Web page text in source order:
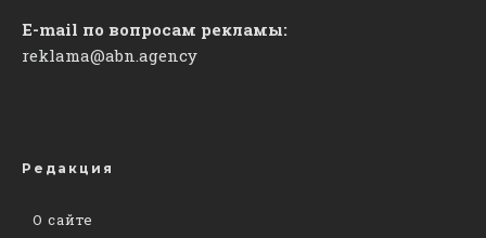
E-mail по вопросам рекламы:
reklama@abn.agency
Редакция
О сайте